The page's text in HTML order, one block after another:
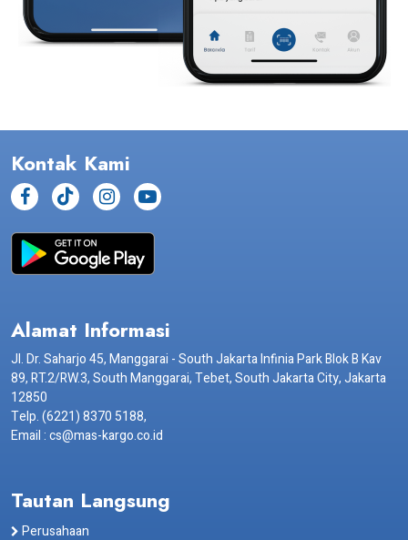
Kontak Kami
Alamat Informasi
Jl. Dr. Saharjo 45, Manggarai - South Jakarta Infinia Park Blok B Kav
89, RT.2/RW.3, South Manggarai, Tebet, South Jakarta City, Jakarta
12850
Telp. (6221) 8370 5188,
Email : cs@mas-kargo.co.id
Tautan Langsung
Perusahaan